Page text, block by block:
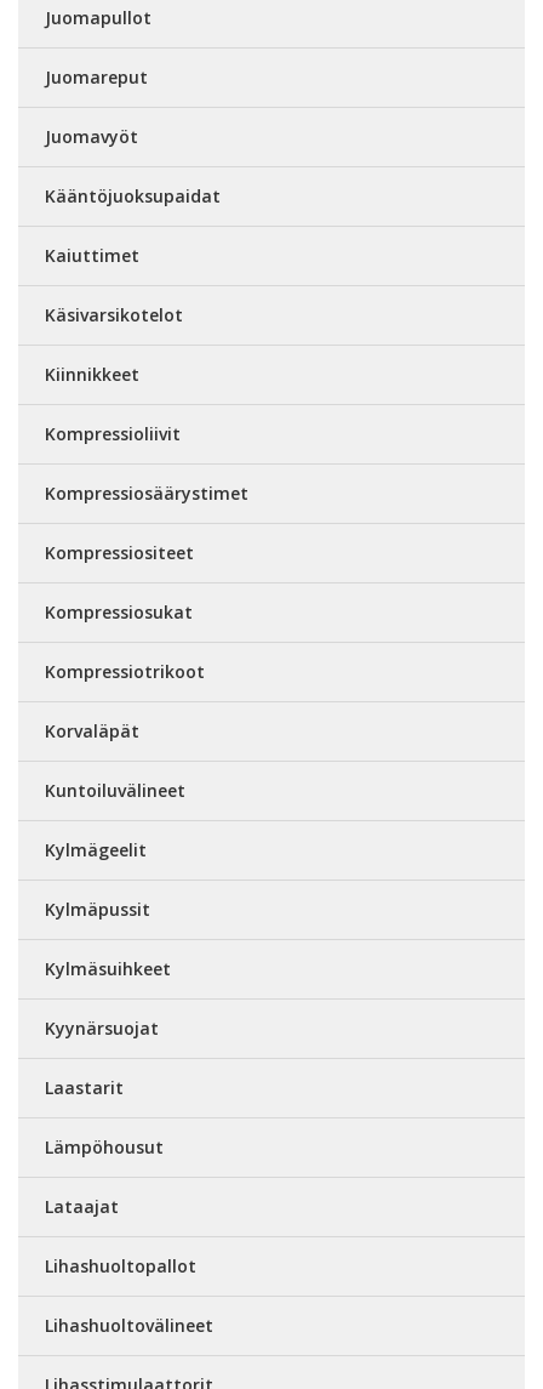
Juomapullot
Juomareput
Juomavyöt
Kääntöjuoksupaidat
Kaiuttimet
Käsivarsikotelot
Kiinnikkeet
Kompressioliivit
Kompressiosäärystimet
Kompressiositeet
Kompressiosukat
Kompressiotrikoot
Korvaläpät
Kuntoiluvälineet
Kylmägeelit
Kylmäpussit
Kylmäsuihkeet
Kyynärsuojat
Laastarit
Lämpöhousut
Lataajat
Lihashuoltopallot
Lihashuoltovälineet
Lihasstimulaattorit